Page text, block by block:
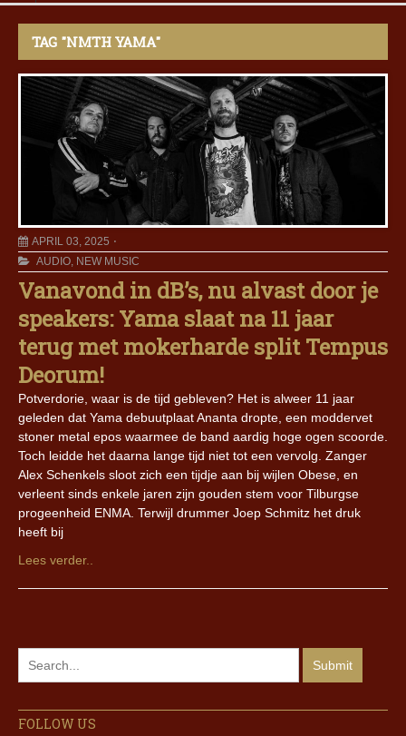
TAG "NMTH YAMA"
APRIL 03, 2025
AUDIO, NEW MUSIC
Vanavond in dB’s, nu alvast door je
speakers: Yama slaat na 11 jaar
terug met mokerharde split Tempus
Deorum!
Potverdorie, waar is de tijd gebleven? Het is alweer 11 jaar
geleden dat Yama debuutplaat Ananta dropte, een moddervet
stoner metal epos waarmee de band aardig hoge ogen scoorde.
Toch leidde het daarna lange tijd niet tot een vervolg. Zanger
Alex Schenkels sloot zich een tijdje aan bij wijlen Obese, en
verleent sinds enkele jaren zijn gouden stem voor Tilburgse
progeenheid ENMA. Terwijl drummer Joep Schmitz het druk
heeft bij
Lees verder..
FOLLOW US